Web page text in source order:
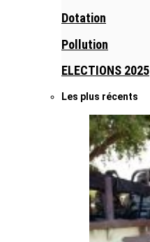
Dotation
Pollution
ELECTIONS 2025
Les plus récents